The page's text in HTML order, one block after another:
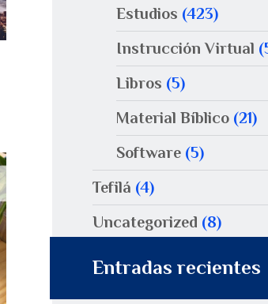
Estudios (423)
Instrucción Virtual
Libros (5)
Material Bíblico (21)
Software (5)
Tefilá (4)
Uncategorized (8)
Entradas recientes